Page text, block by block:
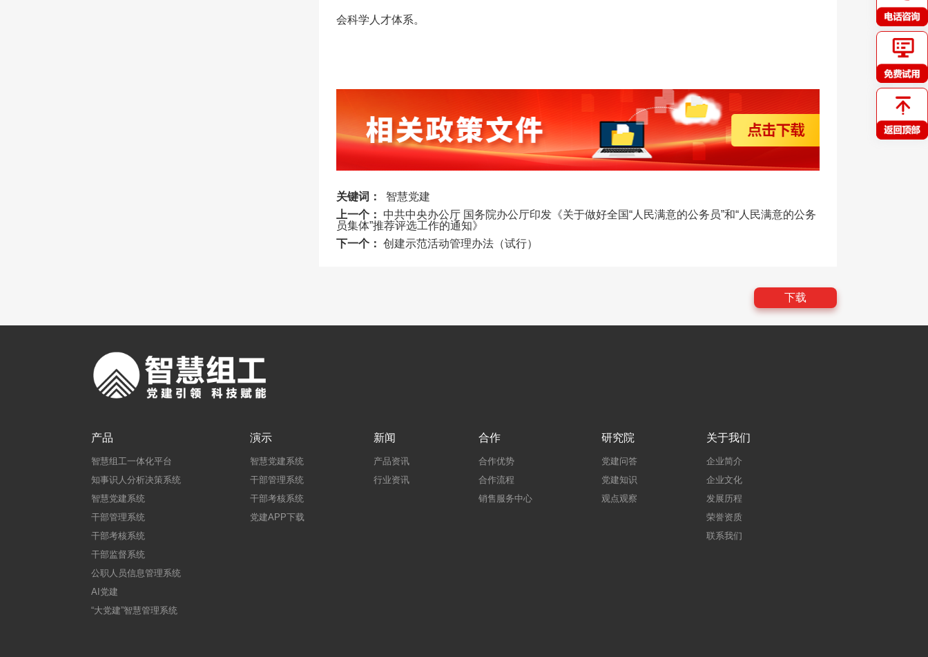
会科学人才体系。
关键词：
智慧党建
上一个：
中共中央办公厅 国务院办公厅印发《关于做好全国“人民满意的公务员”和“人民满意的公务
员集体”推荐评选工作的通知》
下一个： 创建示范活动管理办法（试行）
下载
产品
智慧组工一体化平台
知事识人分析决策系统
智慧党建系统
干部管理系统
干部考核系统
干部监督系统
公职人员信息管理系统
AI党建
“大党建”智慧管理系统
演示
智慧党建系统
干部管理系统
干部考核系统
党建APP下载
新闻
产品资讯
行业资讯
合作
合作优势
合作流程
销售服务中心
研究院
党建问答
党建知识
观点观察
关于我们
企业简介
企业文化
发展历程
荣誉资质
联系我们